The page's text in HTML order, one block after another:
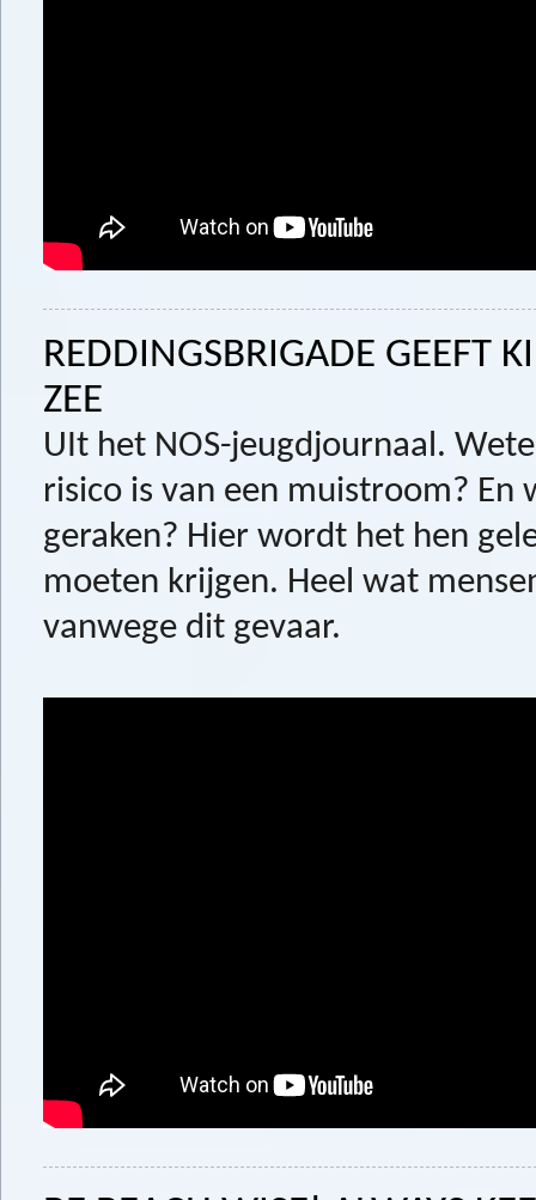
REDDINGSBRIGADE GEEFT
ZEE
UIt het NOS-jeugdjournaal.
risico is van een muistroom?
geraken? Hier wordt het hen
moeten krijgen. Heel wat
vanwege dit gevaar.